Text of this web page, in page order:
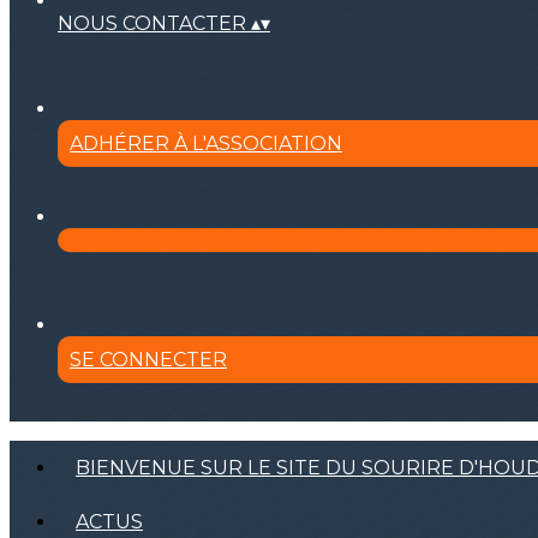
NOUS CONTACTER ▴▾
ADHÉRER À L'ASSOCIATION
SE CONNECTER
BIENVENUE SUR LE SITE DU SOURIRE
ACTUS